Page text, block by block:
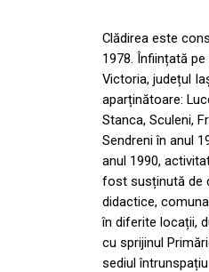
Clădirea este
1978. Înființată
Victoria, județul
aparținătoare:
Stanca, Sculeni,
Sendreni în anul
anul 1990,
fost susținută de
didactice,
în diferite locații,
cu sprijinul
sediul